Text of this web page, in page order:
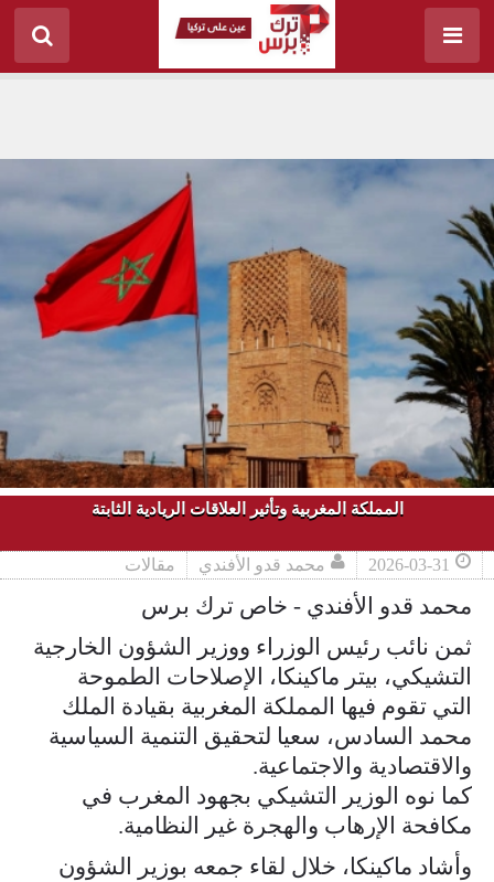
المملكة المغربية وتأثير العلاقات الريادية الثابتة
2026-03-31 محمد قدو الأفندي مقالات
محمد قدو الأفندي - خاص ترك برس
ثمن نائب رئيس الوزراء ووزير الشؤون الخارجية
التشيكي، بيتر ماكينكا، الإصلاحات الطموحة
التي تقوم فيها المملكة المغربية بقيادة الملك
محمد السادس، سعيا لتحقيق التنمية السياسية
والاقتصادية والاجتماعية.
كما نوه الوزير التشيكي بجهود المغرب في
مكافحة الإرهاب والهجرة غير النظامية.
وأشاد ماكينكا، خلال لقاء جمعه بوزير الشؤون